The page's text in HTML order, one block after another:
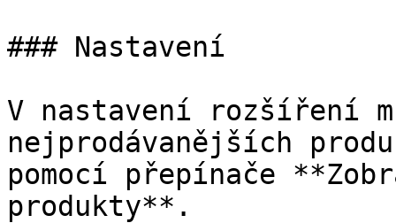
### Nastavení
V nastavení rozšíření
nejprodávanějších
pomocí přepínače
produkty**.